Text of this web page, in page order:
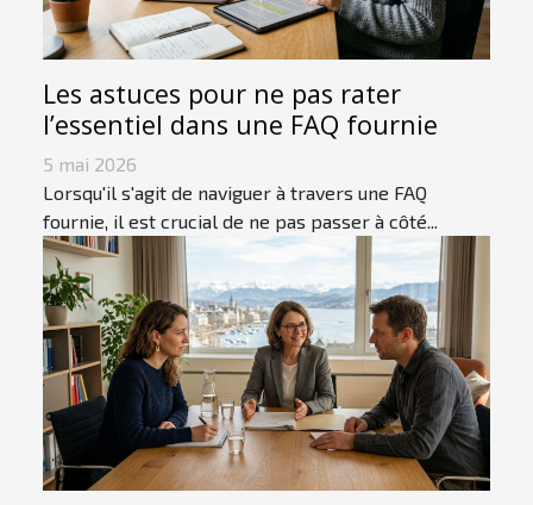
Les astuces pour ne pas rater
l’essentiel dans une FAQ fournie
5 mai 2026
Lorsqu'il s'agit de naviguer à travers une FAQ
fournie, il est crucial de ne pas passer à côté...